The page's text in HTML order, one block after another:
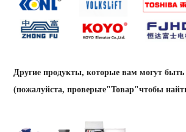
Другие продукты, которые вам могут быть
(пожалуйста, проверьте"Товар"чтобы